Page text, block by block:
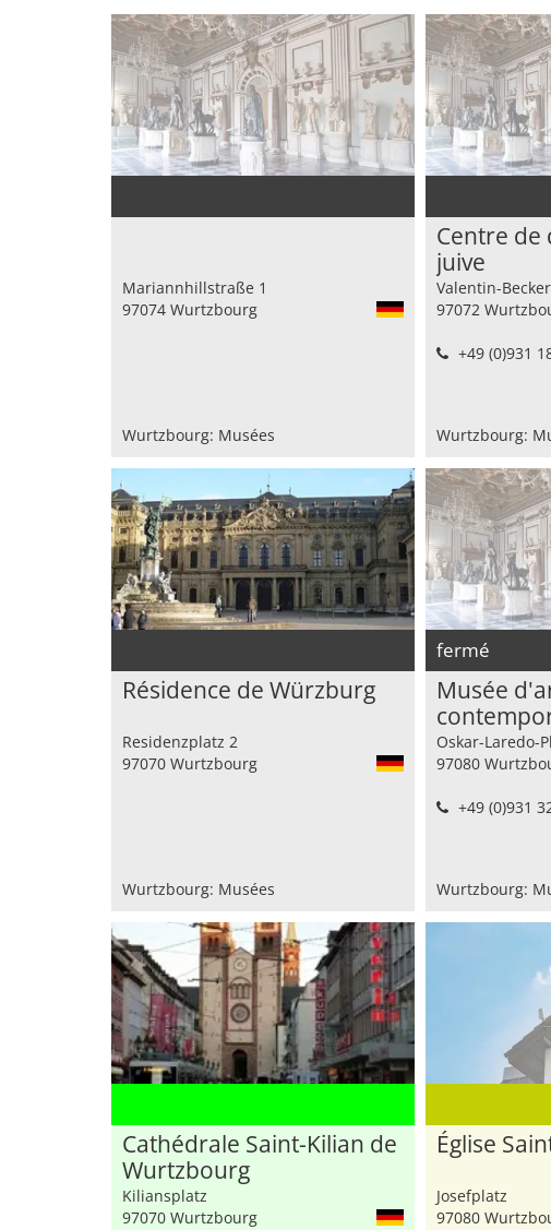
Mariannhillstraße 1
97074 Wurtzbourg
Wurtzbourg: Musées
Centre
juive
Valentin-
97072
+49 (0)931
Wurtzbourg:
Résidence de Würzburg
Residenzplatz 2
97070 Wurtzbourg
Wurtzbourg: Musées
fermé
Musée
Oskar-Laredo-
97080
+49 (0)931
Wurtzbourg:
Cathédrale Saint-Kilian de
Wurtzbourg
Kiliansplatz
97070 Wurtzbourg
Église
Josefplatz
97080